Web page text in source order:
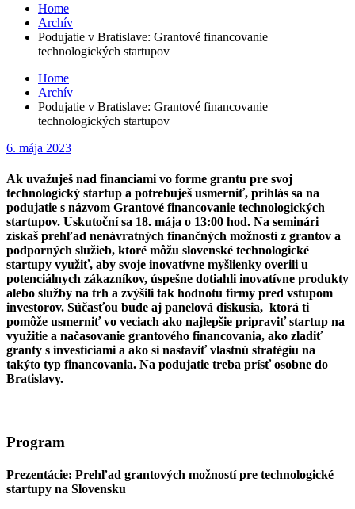
Home
Archív
Podujatie v Bratislave: Grantové financovanie
technologických startupov
Home
Archív
Podujatie v Bratislave: Grantové financovanie
technologických startupov
Posted
6. mája 2023
Ak uvažuješ nad financiami vo forme grantu pre svoj
technologický startup a potrebuješ usmerniť, prihlás sa na
podujatie s názvom Grantové financovanie technologických
startupov. Uskutoční sa 18. mája o 13:00 hod. Na seminári
získaš prehľad nenávratných finančných možností z grantov a
podporných služieb, ktoré môžu slovenské technologické
startupy využiť, aby svoje inovatívne myšlienky overili u
potenciálnych zákazníkov, úspešne dotiahli inovatívne produkty
alebo služby na trh a zvýšili tak hodnotu firmy pred vstupom
investorov. Súčasťou bude aj panelová diskusia, ktorá ti
pomôže usmerniť vo veciach ako najlepšie pripraviť startup na
využitie a načasovanie grantového financovania, ako zladiť
granty s investíciami a ako si nastaviť vlastnú stratégiu na
takýto typ financovania. Na podujatie treba prísť osobne do
Bratislavy.
Program
Prezentácie: Prehľad grantových možností pre technologické
startupy na Slovensku